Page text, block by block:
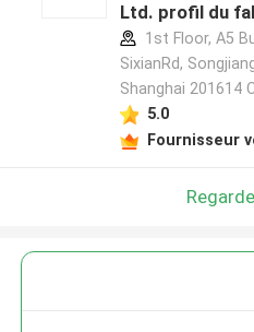
Ltd. profil du
1st Floor, A5
SixianRd,
Shanghai 201614
5.0
Fournisseur